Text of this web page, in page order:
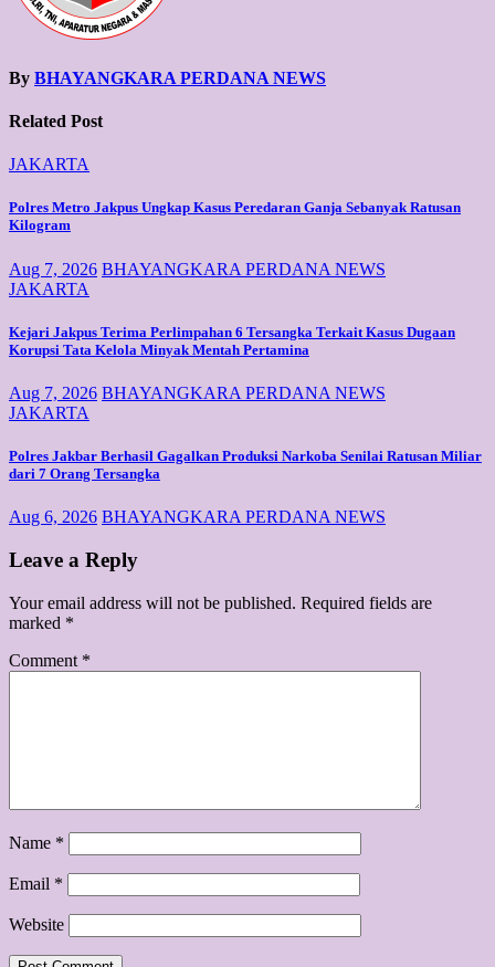
By BHAYANGKARA PERDANA NEWS
Related Post
JAKARTA
Polres Metro Jakpus Ungkap Kasus Peredaran Ganja Sebanyak Ratusan
Kilogram
Aug 7, 2026 BHAYANGKARA PERDANA NEWS
JAKARTA
Kejari Jakpus Terima Perlimpahan 6 Tersangka Terkait Kasus Dugaan
Korupsi Tata Kelola Minyak Mentah Pertamina
Aug 7, 2026 BHAYANGKARA PERDANA NEWS
JAKARTA
Polres Jakbar Berhasil Gagalkan Produksi Narkoba Senilai Ratusan Miliar
dari 7 Orang Tersangka
Aug 6, 2026 BHAYANGKARA PERDANA NEWS
Leave a Reply
Your email address will not be published. Required fields are
marked *
Comment *
Name *
Email *
Website